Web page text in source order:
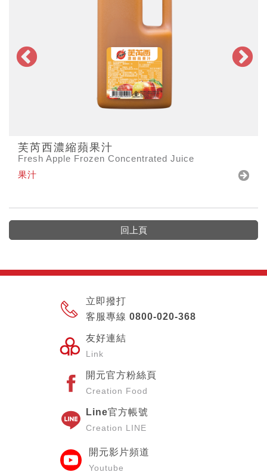
芙芮西濃縮蘋果汁
Fresh Apple Frozen Concentrated Juice
果汁
回上頁
立即撥打
客服專線 0800-020-368
友好連結
Link
開元官方粉絲頁
Creation Food
Line官方帳號
Creation LINE
開元影片頻道
Youtube